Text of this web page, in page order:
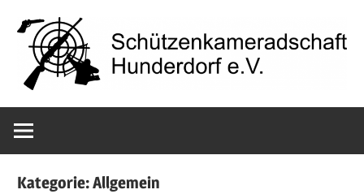
Inhalt
springen
Hunderdorf
Kategorie:Allgemein